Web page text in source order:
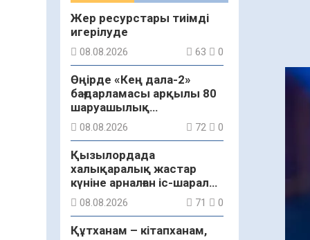
Жер ресурстары тиімді
игерілуде
08.08.2026 63 0
Өңірде «Кең дала-2»
бағдарламасы арқылы 80
шаруашылық
қаржыландырылды
08.08.2026 72 0
Қызылордада
халықаралық жастар
күніне арналған іс-шаралар
бастау алды
08.08.2026 71 0
Құтханам – кітапханам,